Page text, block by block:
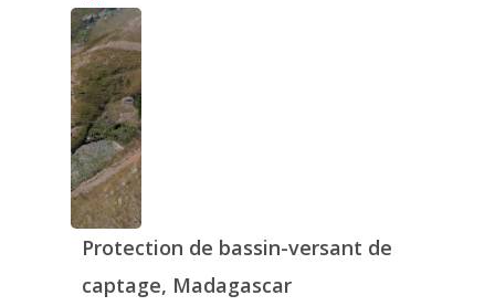
Protection de bassin-versant de
captage, Madagascar